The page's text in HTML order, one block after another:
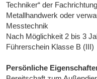
Techniker“ der
Metallhandwerk oder
Messtechnik
Nach Möglichkeit 2 bis 3
Führerschein Klasse B (III)
Persönliche